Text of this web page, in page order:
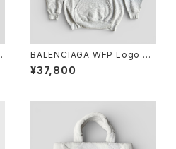
BALENCIAGA WFP Logo Pri
nt Hoodie Grey S WFP Log
o Print Hoodie
¥37,800